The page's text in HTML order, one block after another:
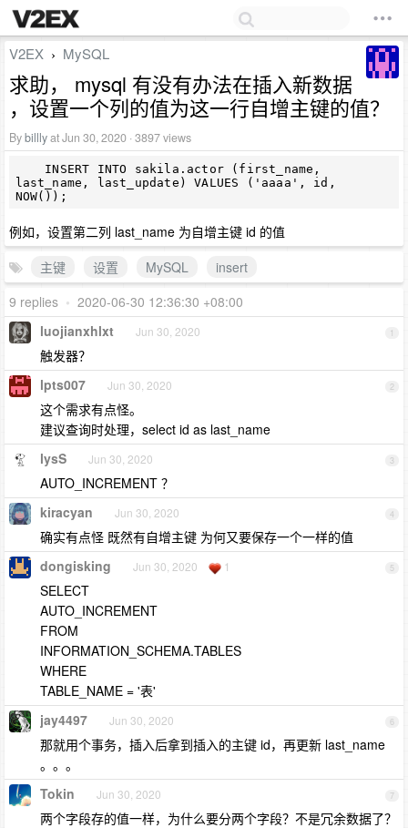
V2EX › MySQL
求助， mysql 有没有办法在插入新数据
，设置一个列的值为这一行自增主键的值？
Bybilllyat Jun 30, 2020 · 3897 views
last_name, last_update) VALUES ('aaaa', id,
例如，设置第二列 last_name 为自增主键 id 的值
主键
设置 MySQL
insert
9 replies • 2020-06-30 12:36:30 +08:00
1
luojianxhlxt Jun 30, 2020
触发器？
2
lpts007 Jun 30, 2020
这个需求有点怪。
建议查询时处理，select id as last_name
3
lysS Jun 30, 2020
AUTO_INCREMENT ？
4
kiracyan Jun 30, 2020
确实有点怪 既然有自增主键 为何又要保存一个一样的值
5
dongisking Jun 30, 2020 1
SELECT
AUTO_INCREMENT
FROM
INFORMATION_SCHEMA.TABLES
WHERE
TABLE_NAME = '表'
6
jay4497 Jun 30, 2020
那就用个事务，插入后拿到插入的主键 id，再更新 last_name
。。。
7
Tokin Jun 30, 2020
两个字段存的值一样，为什么要分两个字段？不是冗余数据了？